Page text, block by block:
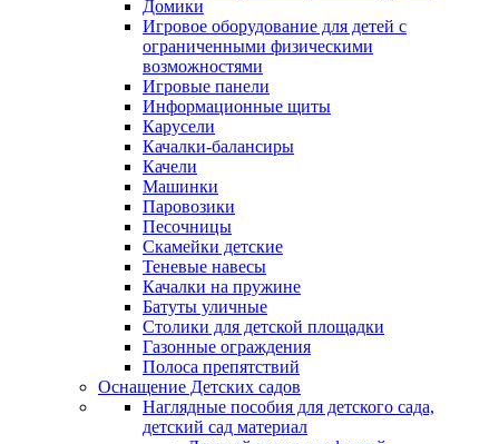
Домики
Игровое оборудование для детей с
ограниченными физическими
возможностями
Игровые панели
Информационные щиты
Карусели
Качалки-балансиры
Качели
Машинки
Паровозики
Песочницы
Скамейки детские
Теневые навесы
Качалки на пружине
Батуты уличные
Столики для детской площадки
Газонные ограждения
Полоса препятствий
Оснащение Детских садов
Наглядные пособия для детского сада,
детский сад материал